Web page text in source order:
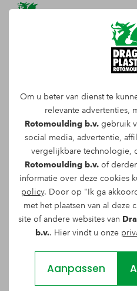
Om u beter van dienst te
relevante advertenties,
Rotomoulding b.v. gebruik
social media, advertentie,
vergelijkbare technologie,
Rotomoulding b.v.of
informatie over deze cookies
policy. Door op "Ik ga
met het plaatsen van al deze
site of andere websites van
b.v.. Hier vindt u onze
Aanpassen
PART OF VAN
Van West Koeltechniek bv
productiebedrijf
oplossen van
ontwikkelen en
eigen label.